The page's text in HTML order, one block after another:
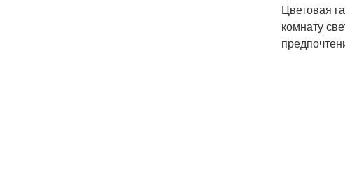
Цветовая
комнату